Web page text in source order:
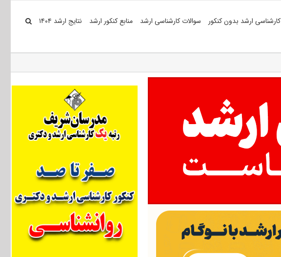
کارشناسی ارشد بدون کنکور سوالات کارشناسی ارشد منابع کنکور ارشد نتایج ارشد ۱۴۰۴